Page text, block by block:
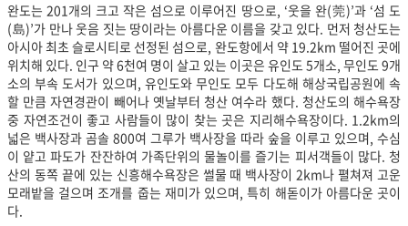
완도는 201개의 크고 작은 섬으로 이루어진 땅으로, ‘웃을 완(莞)’과 ‘섬 도
(島)’가 만나 웃음 짓는 땅이라는 아름다운 이름을 갖고 있다. 먼저 청산도는
아시아 최초 슬로시티로 선정된 섬으로, 완도항에서 약 19.2km 떨어진 곳에
위치해 있다. 인구 약 6천여 명이 살고 있는 이곳은 유인도 5개소, 무인도 9개
소의 부속 도서가 있으며, 유인도와 무인도 모두 다도해 해상국립공원에 속
할 만큼 자연경관이 빼어나 옛날부터 청산 여수라 했다. 청산도의 해수욕장
중 자연조건이 좋고 사람들이 많이 찾는 곳은 지리해수욕장이다. 1.2km의
넓은 백사장과 곰솔 800여 그루가 백사장을 따라 숲을 이루고 있으며, 수심
이 얕고 파도가 잔잔하여 가족단위의 물놀이를 즐기는 피서객들이 많다. 청
산의 동쪽 끝에 있는 신흥해수욕장은 썰물 때 백사장이 2km나 펼쳐져 고운
모래밭을 걸으며 조개를 줍는 재미가 있으며, 특히 해돋이가 아름다운 곳이
다.